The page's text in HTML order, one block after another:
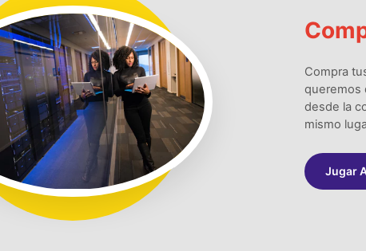
Compra
queremos
desde la
mismo
Jugar